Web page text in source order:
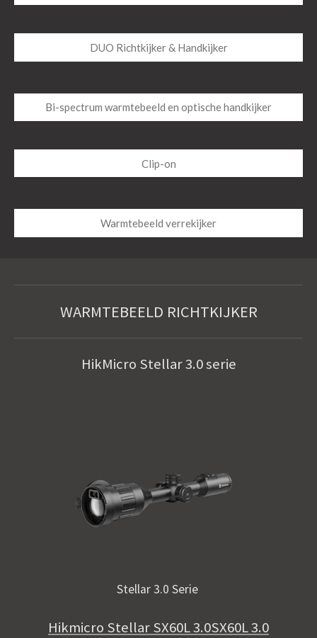
DUO Richtkijker & Handkijker
Bi-spectrum warmtebeeld en optische handkijker
Clip-on
Warmtebeeld verrekijker
WARMTEBEELD RICHTKIJKER
HikMicro Stellar 3.0 serie
Stellar 3.0 Serie
Hikmicro Stellar SX60L 3.0SX60L 3.0